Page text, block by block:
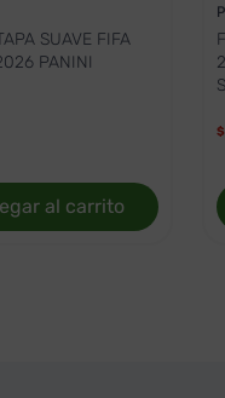
SUAVE FIFA
PANINI
al carrito
$